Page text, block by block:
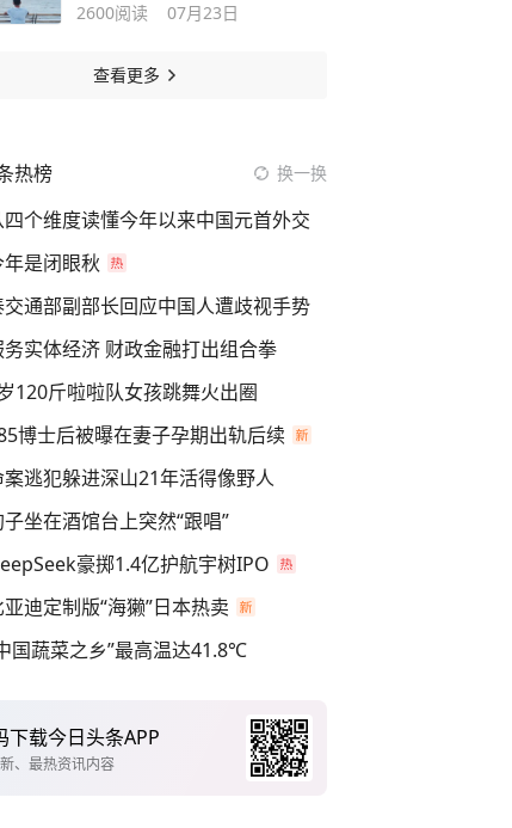
2600阅读 07月23日
查看更多
热榜 换一换
四个维度读懂今年以来中国元首外交
年是闭眼秋
交通部副部长回应中国人遭歧视手势
务实体经济 财政金融打出组合拳
120斤啦啦队女孩跳舞火出圈
博士后被曝在妻子孕期出轨后续
案逃犯躲进深山21年活得像野人
坐在酒馆台上突然“跟唱”
豪掷1.4亿护航宇树IPO
亚迪定制版“海獭”日本热卖
国蔬菜之乡”最高温达41.8℃
下载今日头条APP
、最热资讯内容